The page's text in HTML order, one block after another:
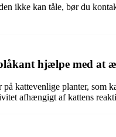
ikke kan tåle, bør du
hjælpe med at
på kattevenlige planter,
afhængigt af kattens